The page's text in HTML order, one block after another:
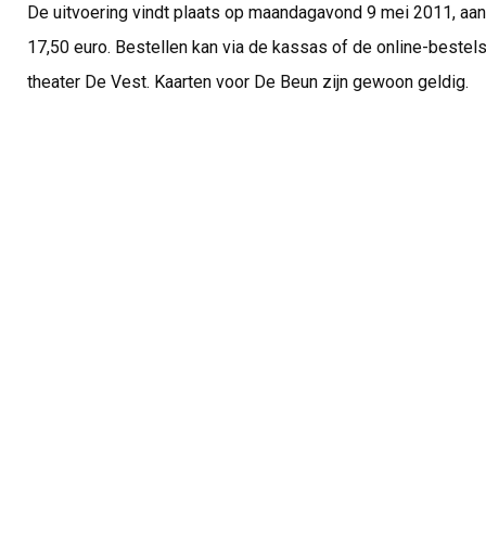
De uitvoering vindt plaats op maandagavond 9 mei 2011,
17,50 euro. Bestellen kan via de kassas of de online-
theater De Vest. Kaarten voor De Beun zijn gewoon geldig.